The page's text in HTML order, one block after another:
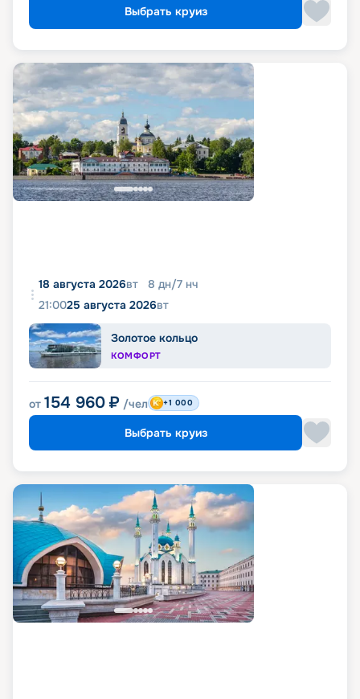
Выбрать круиз
18 августа 2026вт 8 дн/7 нч
21:0025 августа 2026вт
Золотое кольцо
КОМФОРТ
от 154 960 ₽ /чел +1 000
Выбрать круиз